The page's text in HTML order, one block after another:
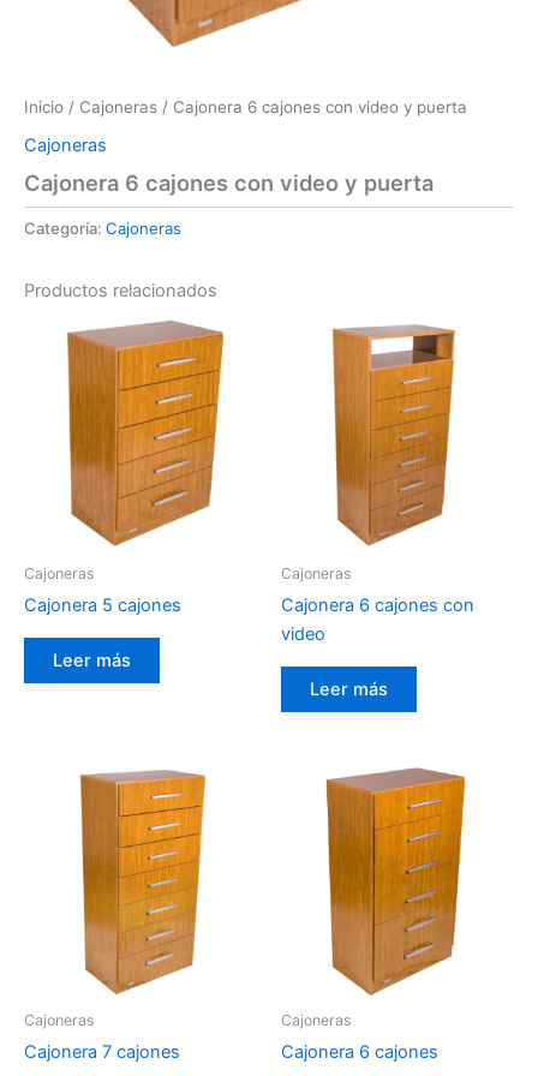
Inicio / Cajoneras / Cajonera 6 cajones con video y puerta
Cajoneras
Cajonera 6 cajones con video y puerta
Categoría: Cajoneras
Productos relacionados
Cajoneras
Cajonera 5 cajones
Leer más
Cajoneras
Cajonera 6 cajones con
video
Leer más
Cajoneras
Cajonera 7 cajones
Cajoneras
Cajonera 6 cajones